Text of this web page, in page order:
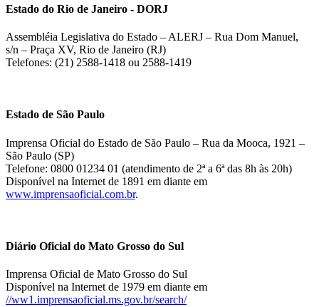
Estado do Rio de Janeiro - DORJ
Assembléia Legislativa do Estado – ALERJ – Rua Dom Manuel,
s/n – Praça XV, Rio de Janeiro (RJ)
Telefones: (21) 2588-1418 ou 2588-1419
Estado de São Paulo
Imprensa Oficial do Estado de São Paulo – Rua da Mooca, 1921 –
São Paulo (SP)
Telefone: 0800 01234 01 (atendimento de 2ª a 6ª das 8h às 20h)
Disponível na Internet de 1891 em diante em
www.imprensaoficial.com.br.
Diário Oficial do Mato Grosso do Sul
Imprensa Oficial de Mato Grosso do Sul
Disponível na Internet de 1979 em diante em
//ww1.imprensaoficial.ms.gov.br/search/